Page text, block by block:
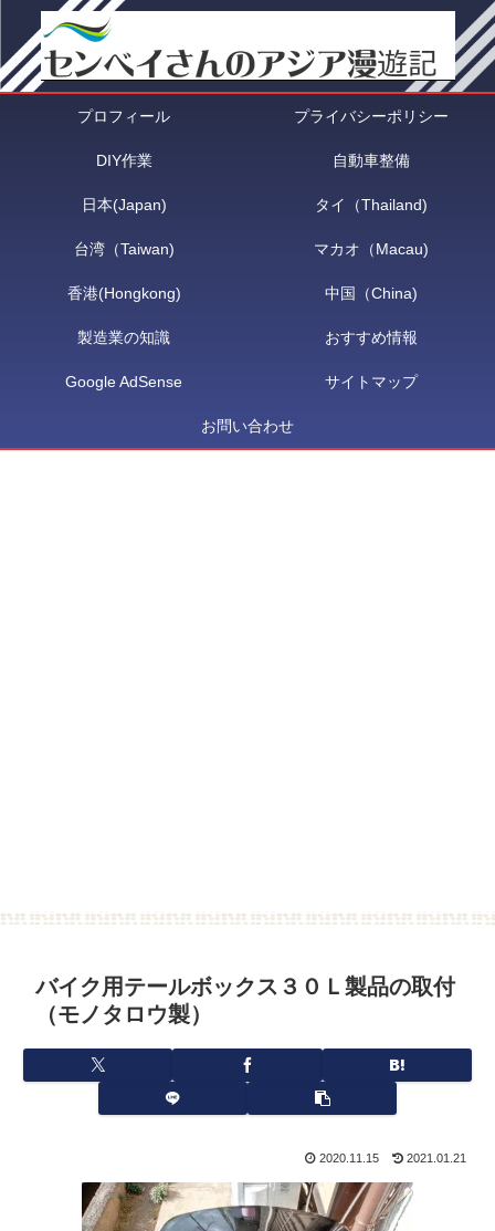
プロフィール プライバシーポリシー
DIY作業 自動車整備
日本(Japan) タイ（Thailand)
台湾（Taiwan) マカオ（Macau)
香港(Hongkong) 中国（China)
製造業の知識 おすすめ情報
Google AdSense サイトマップ
お問い合わせ
バイク用テールボックス３０Ｌ製品の取付
（モノタロウ製）
2020.11.15 2021.01.21